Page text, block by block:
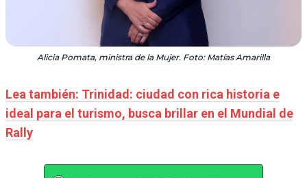
Alicia Pomata, ministra de la Mujer. Foto: Matías Amarilla
Lea también: Trinidad: ciudad con rica historia e
ideal para el turismo, busca brillar en el Mundial de
Rally